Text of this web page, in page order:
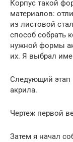
Корпус такой
материалов:
из листовой
способ собрать
нужной формы
их. Я выбрал
Следующий этап
акрила.
Чертеж первой
Затем я начал